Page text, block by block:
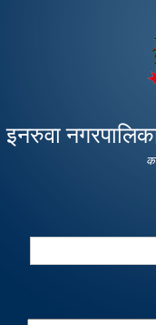
इनरुवा
Search